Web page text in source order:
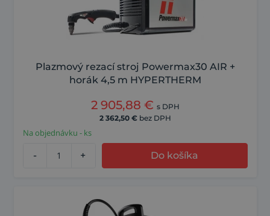
Plazmový rezací stroj Powermax30 AIR +
horák 4,5 m HYPERTHERM
2 905,88 € s DPH
2 362,50 € bez DPH
Na objednávku - ks
- + Do košíka